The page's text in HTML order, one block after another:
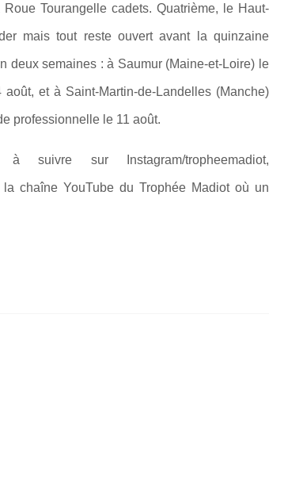
Tourangelle cadets. Quatrième, le Haut-
mais tout reste ouvert avant la quinzaine
deux semaines : à Saumur (Maine-et-Loire) le
et à Saint-Martin-de-Landelles (Manche)
professionnelle le 11 août.
sur Instagram/tropheemadiot,
la chaîne YouTube du Trophée Madiot où un